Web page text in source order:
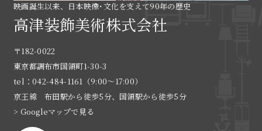
映画誕生以来、日本映像･文化を支えて90年の歴史
高津装飾美術株式会社
〒182-0022
東京都調布市国領町1-30-3
tel：042-484-1161（9:00〜17:00）
京王線 布田駅から徒歩5分、国領駅から徒歩5分
> Googleマップで見る